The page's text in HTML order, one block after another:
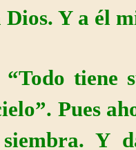
Y a él
tiene
Pues
siembra. Y